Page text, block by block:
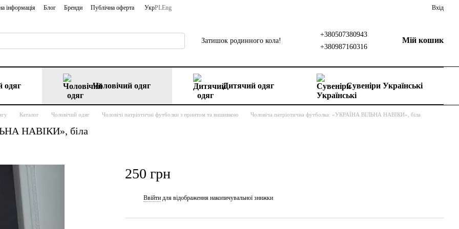
інформація Блог Бренди Публічна оферта УкрPLEng Вхід
Затишок родинного кола!
+380507380943
+380987160316
Мій кошик
одяг Чоловічий одяг Дитячий одяг Сувеніри Українські
Каталог Чоловічий одяг Чоловічі патріотичні футболки з принтом та вишивкою Чоловіча патріотична футболка: «УКРАЇНА ВІЛЬНА НАВІКИ», біла
НАВІКИ», біла
250 грн
Ввійти для відображення накопичувальної знижки